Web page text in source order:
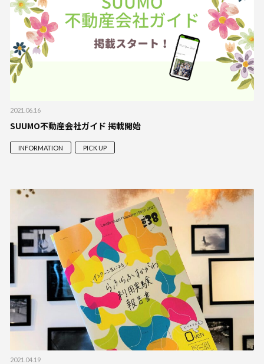
2021.06.16
SUUMO不動産会社ガイド 掲載開始
INFORMATION PICK UP
2021.04.19